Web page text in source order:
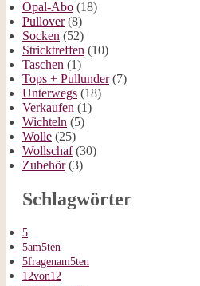
Opal-Abo (18)
Pullover(8)
Socken (52)
Stricktreffen (10)
Taschen (1)
Tops + Pullunder(7)
Unterwegs (18)
Verkaufen (1)
Wichteln (5)
Wolle (25)
Wollschaf(30)
Zubehör(3)
Schlagwörter
5
5am5ten
5fragenam5ten
12von12